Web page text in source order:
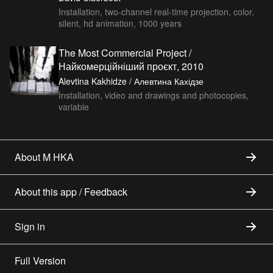
Installation, two-channel real-time projection, color,
silent, hd animation, 1000 years
The Most Commercial Project /
Найкомерційніший проєкт, 2010
Alevtina Kakhidze / Алевтина Кахідзе
Installation, video and drawings and photocopies,
variable
About M HKA
About this app / Feedback
Sign in
Full Version